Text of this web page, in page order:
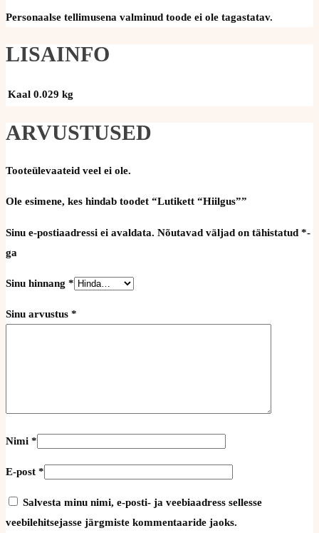
Personaalse tellimusena valminud toode ei ole tagastatav.
LISAINFO
Kaal 0.029 kg
ARVUSTUSED
Tooteülevaateid veel ei ole.
Ole esimene, kes hindab toodet “Lutikett “Hiilgus””
Sinu e-postiaadressi ei avaldata. Nõutavad väljad on tähistatud *-
ga
Sinu hinnang *
Sinu arvustus *
Nimi *
E-post *
Salvesta minu nimi, e-posti- ja veebiaadress sellesse
veebilehitsejasse järgmiste kommentaaride jaoks.